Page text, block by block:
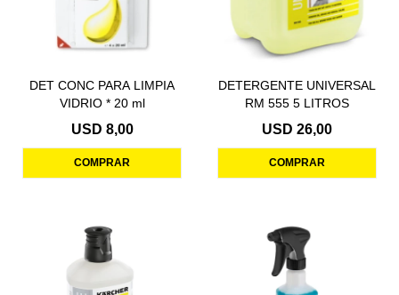
DET CONC PARA LIMPIA
VIDRIO * 20 ml
USD 8,00
DETERGENTE UNIVERSAL
RM 555 5 LITROS
USD 26,00